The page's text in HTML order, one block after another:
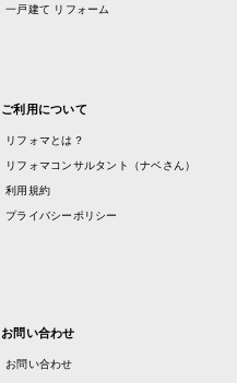
一戸建て リフォーム
ご利用について
リフォマとは？
リフォマコンサルタント（ナベさん）
利用規約
プライバシーポリシー
お問い合わせ
お問い合わせ